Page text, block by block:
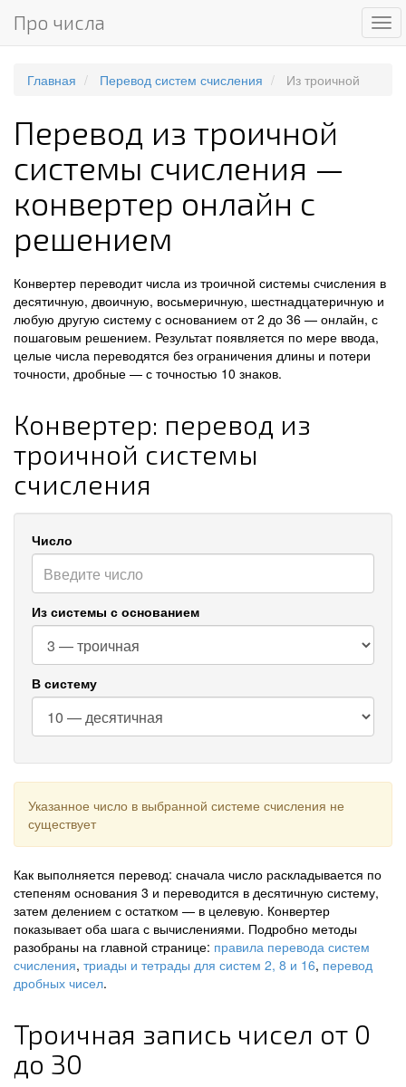
Про числа
Главная Перевод систем счисления Из троичной
Перевод из троичной
системы счисления —
конвертер онлайн с
решением
Конвертер переводит числа из троичной системы счисления в
десятичную, двоичную, восьмеричную, шестнадцатеричную и
любую другую систему с основанием от 2 до 36 — онлайн, с
пошаговым решением. Результат появляется по мере ввода,
целые числа переводятся без ограничения длины и потери
точности, дробные — с точностью 10 знаков.
Конвертер: перевод из
троичной системы
счисления
Число
Из системы с основанием
В систему
Указанное число в выбранной системе счисления не
существует
Как выполняется перевод: сначала число раскладывается по
степеням основания 3 и переводится в десятичную систему,
затем делением с остатком — в целевую. Конвертер
показывает оба шага с вычислениями. Подробно методы
разобраны на главной странице: правила перевода систем
счисления, триады и тетрады для систем 2, 8 и 16, перевод
дробных чисел.
Троичная запись чисел от 0
до 30